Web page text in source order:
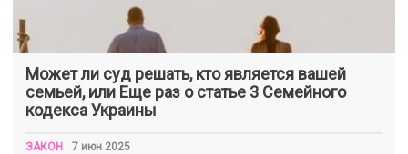
Может ли суд решать, кто является вашей
семьей, или Еще раз о статье 3 Семейного
кодекса Украины
ЗАКОН 7 июн 2025